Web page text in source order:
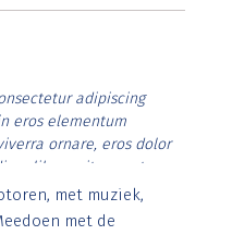
adipiscing
eros elementum
ornare, eros dolor
libero vitae erat.
id rutrum lorem
tristique posuere.
met muziek,
met de